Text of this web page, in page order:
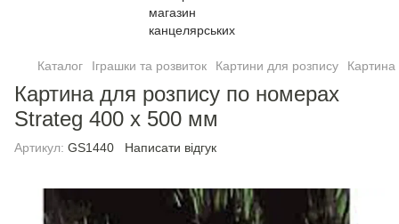
Каталог Іграшки та розвиток Картини для розпису
Картина для розпису по номерах
Strateg 400 х 500 мм
Артикул: GS1440 Написати відгук